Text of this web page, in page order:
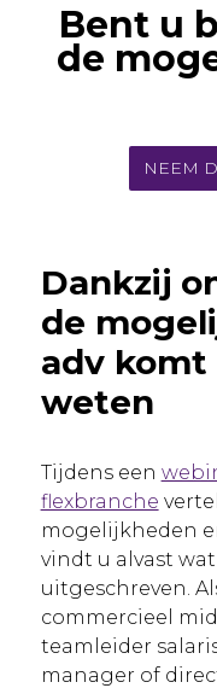
Bent u
de
NEEM
Dankzij
de
adv komt
weten
Tijdens een
flexbranche
mogelijkheden
vindt u alvast
uitgeschreven.
commercieel
teamleider
manager of